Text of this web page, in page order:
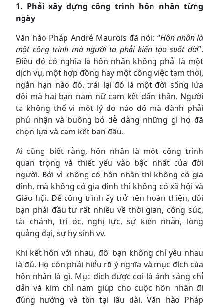
1. Phải xây dựng công trình hôn nhân từng
ngày
Văn hào Pháp André Maurois đã nói: “Hôn nhân là
một công trình mà người ta phải kiến tạo suốt đời”.
Điều đó có nghĩa là hôn nhân không phải là một
dịch vụ, một hợp đồng hay một công việc tạm thời,
ngắn hạn nào đó, trái lại đó là một đời sống lứa
đôi mà hai bạn nam nữ cam kết dấn thân. Người
ta không thể vì một lý do nào đó mà đành phải
phủ nhận và buông bỏ dễ dàng những gì họ đã
chọn lựa và cam kết ban đầu.
Ai cũng biết rằng, hôn nhân là một công trình
quan trọng và thiết yếu vào bậc nhất của đời
người. Bởi vì không có hôn nhân thì không có gia
đình, mà không có gia đình thì không có xã hội và
Giáo hội. Để công trình ấy trở nên hoàn thiện, đôi
bạn phải đầu tư rất nhiều về thời gian, công sức,
tài chánh, trí óc, nghị lực, sự kiên nhẫn, lòng
quảng đại, sự hy sinh vv.
Khi kết hôn với nhau, đôi bạn không chỉ yêu nhau
là đủ. Họ còn phải hiểu rõ ý nghĩa và mục đích của
hôn nhân là gì. Mục đích được coi là ánh sáng chỉ
dẫn và kim chỉ nam giúp cho cuộc hôn nhân đi
đúng hướng và tồn tại lâu dài. Văn hào Pháp